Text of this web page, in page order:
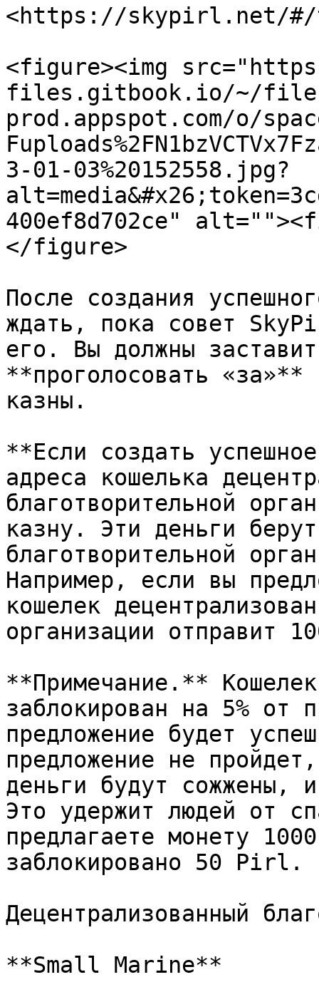
<https://skypirl.net/#/
<figure><img
files.gitbook.io/~/
prod.appspot.com/o/
3-01-03%20152558.jpg?
400ef8d702ce"
</figure>
После создания
ждать, пока совет
его. Вы должны
**проголосовать
казны.
**Если создать
адреса кошелька
благотворительной
казну. Эти деньги
благотворительной
Например, если вы
кошелек
организации отправит
**Примечание.**
заблокирован на 5% от
предложение будет
предложение не
деньги будут сожжены,
Это удержит людей от
предлагаете монету
заблокировано 50 Pirl.
Децентрализованный
**Small Marine**